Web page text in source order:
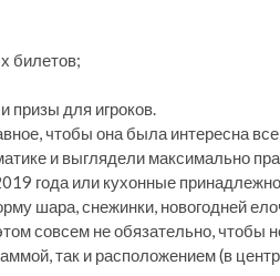
билетов;
призы для игроков.
чтобы она была интересна
и выглядели максимально
года или кухонные
шара, снежинки, новогодней
совсем не обязательно, чтобы
так и расположением (в